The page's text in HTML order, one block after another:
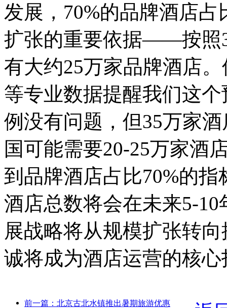
发展，70%的品牌酒店
扩张的重要依据——按照
有大约25万家品牌酒店
等专业数据提醒我们这
例没有问题，但35万家
国可能需要20-25万家酒
到品牌酒店占比70%的
酒店总数将会在未来5-
展战略将从规模扩张转
诚将成为酒店运营的核心
前一篇：北京古北水镇推出暑期旅游优惠